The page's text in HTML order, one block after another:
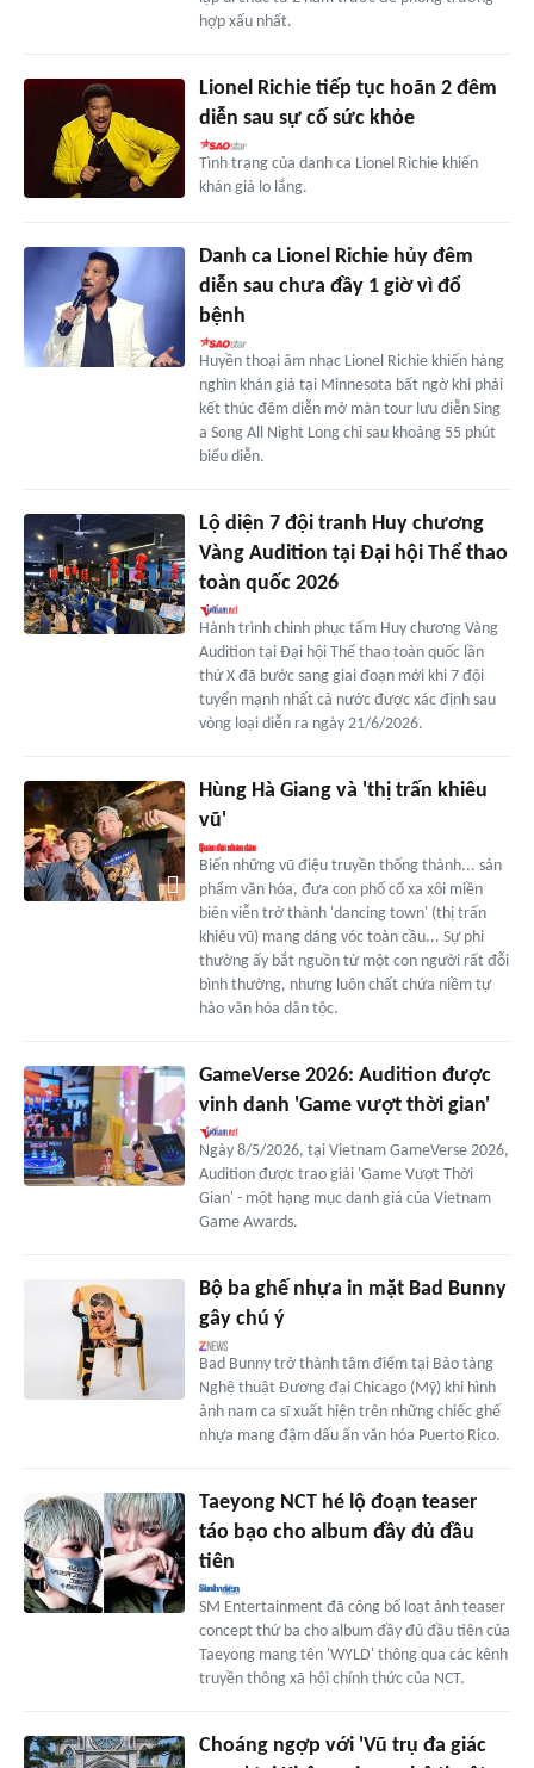
hợp xấu nhất.
Lionel Richie tiếp tục hoãn 2 đêm
diễn sau sự cố sức khỏe
Tình trạng của danh ca Lionel Richie khiến
khán giả lo lắng.
Danh ca Lionel Richie hủy đêm
diễn sau chưa đầy 1 giờ vì đổ
bệnh
Huyền thoại âm nhạc Lionel Richie khiến hàng
nghìn khán giả tại Minnesota bất ngờ khi phải
kết thúc đêm diễn mở màn tour lưu diễn Sing
a Song All Night Long chỉ sau khoảng 55 phút
biểu diễn.
Lộ diện 7 đội tranh Huy chương
Vàng Audition tại Đại hội Thể thao
toàn quốc 2026
Hành trình chinh phục tấm Huy chương Vàng
Audition tại Đại hội Thể thao toàn quốc lần
thứ X đã bước sang giai đoạn mới khi 7 đội
tuyển mạnh nhất cả nước được xác định sau
vòng loại diễn ra ngày 21/6/2026.
Hùng Hà Giang và 'thị trấn khiêu
vũ'
Biến những vũ điệu truyền thống thành... sản
phẩm văn hóa, đưa con phố cổ xa xôi miền
biên viễn trở thành 'dancing town' (thị trấn
khiêu vũ) mang dáng vóc toàn cầu... Sự phi
thường ấy bắt nguồn từ một con người rất đỗi
bình thường, nhưng luôn chất chứa niềm tự
hào văn hóa dân tộc.
GameVerse 2026: Audition được
vinh danh 'Game vượt thời gian'
Ngày 8/5/2026, tại Vietnam GameVerse 2026,
Audition được trao giải 'Game Vượt Thời
Gian' - một hạng mục danh giá của Vietnam
Game Awards.
Bộ ba ghế nhựa in mặt Bad Bunny
gây chú ý
Bad Bunny trở thành tâm điểm tại Bảo tàng
Nghệ thuật Đương đại Chicago (Mỹ) khi hình
ảnh nam ca sĩ xuất hiện trên những chiếc ghế
nhựa mang đậm dấu ấn văn hóa Puerto Rico.
Taeyong NCT hé lộ đoạn teaser
táo bạo cho album đầy đủ đầu
tiên
SM Entertainment đã công bố loạt ảnh teaser
concept thứ ba cho album đầy đủ đầu tiên của
Taeyong mang tên 'WYLD' thông qua các kênh
truyền thông xã hội chính thức của NCT.
Choáng ngợp với 'Vũ trụ đa giác